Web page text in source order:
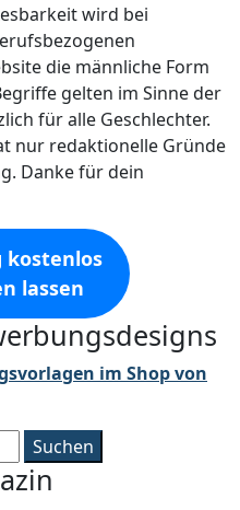
wird bei
die männliche Form
gelten im Sinne der
für alle Geschlechter.
nur redaktionelle Gründe
Danke für dein
kostenlos
lassen